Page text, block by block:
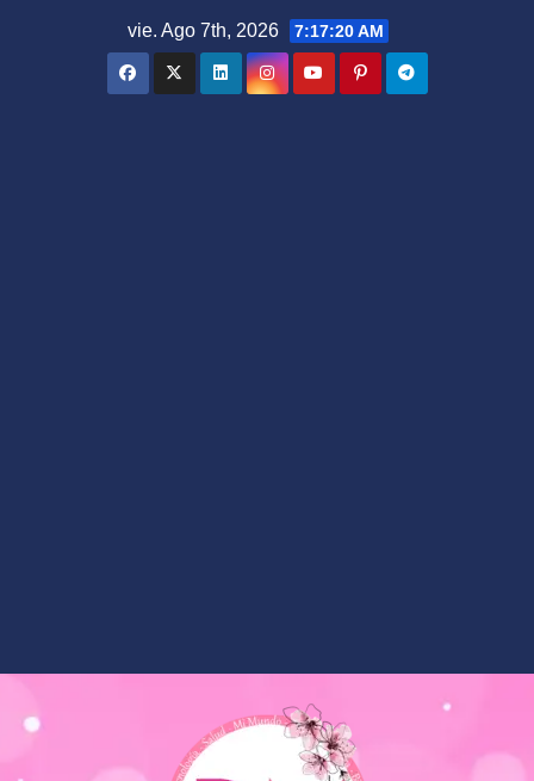
vie. Ago 7th, 2026 7:17:21 AM